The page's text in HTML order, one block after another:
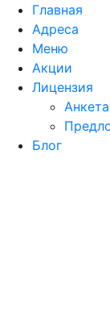
Главная
Адреса
Меню
Акции
Лицензия
Блог